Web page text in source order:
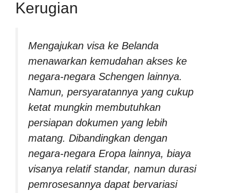
Kerugian
Mengajukan visa ke Belanda
menawarkan kemudahan akses ke
negara-negara Schengen lainnya.
Namun, persyaratannya yang cukup
ketat mungkin membutuhkan
persiapan dokumen yang lebih
matang. Dibandingkan dengan
negara-negara Eropa lainnya, biaya
visanya relatif standar, namun durasi
pemrosesannya dapat bervariasi